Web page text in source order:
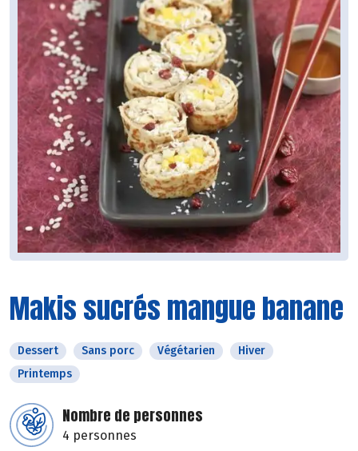
Makis sucrés mangue banane
Dessert Sans porc Végétarien
Hiver
Printemps
Nombre de personnes
4 personnes